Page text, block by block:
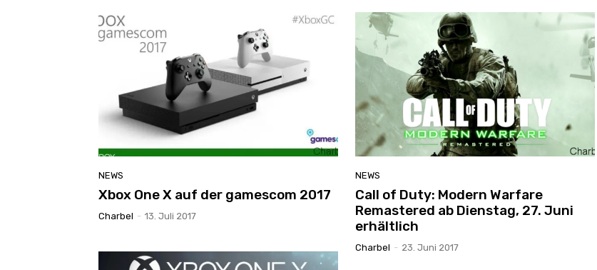
NEWS
Xbox One X auf der gamescom 2017
Charbel - 13. Juli 2017
NEWS
Call of Duty: Modern Warfare
Remastered ab Dienstag, 27. Juni
erhältlich
Charbel - 23. Juni 2017